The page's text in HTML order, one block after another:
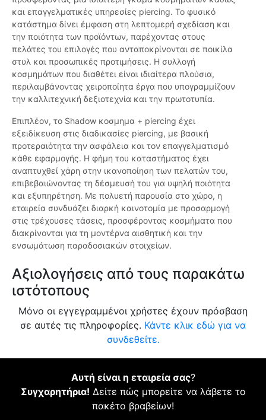
και επαγγελματικές υπηρεσίες piercing. Το φυσικό
κατάστημα δίνει έμφαση στη λεπτομερή σχεδίαση και
την ποιότητα των προϊόντων, παρέχοντας στους
πελάτες του επιλογές που ανταποκρίνονται σε ποικίλα
στυλ και προσωπικές προτιμήσεις. Η συλλογή
κοσμημάτων που διαθέτει είναι ιδιαίτερα πλούσια,
περιλαμβάνοντας χειροποίητα έργα που υπογραμμίζουν
την καλλιτεχνική δεξιοτεχνία και την πρωτοτυπία.
Επιπλέον, το Shadow κοσμημα + piercing έχει
εξειδίκευση στις διαδικασίες piercing, με βασική
προτεραιότητα την ασφάλεια και τον επαγγελματισμό
κάθε εφαρμογής. Η φήμη του καταστήματος έχει
αναπτυχθεί χάρη στην ικανοποίηση των πελατών του,
επιβεβαιώνοντας τη δέσμευσή του για υψηλή ποιότητα
και εξυπηρέτηση. Με πολυετή παρουσία στο χώρο, η
εταιρεία συνδυάζει διαρκή καινοτομία με προσαρμογή
στις τρέχουσες τάσεις, προσφέροντας κοσμήματα που
διακρίνονται για τη μοντέρνα αισθητική και την
ενσωμάτωση παραδοσιακών στοιχείων.
Αξιολογήσεις από τους παρακάτω
ιστότοπους
Μόνο οι εγγεγραμμένοι χρήστες έχουν πρόσβαση
σε αυτές τις πληροφορίες. Κάντε κλικ εδώ για να
συνδεθείτε.
Αυτή είναι η εταιρεία σας?
Συγχαρητήρια! Δείτε πώς μπορείτε να λάβετε το
πακέτο βραβείων!